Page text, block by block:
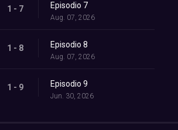
1 - 7 Episodio 7
Aug. 07, 2026
1 - 8 Episodio 8
Aug. 07, 2026
1 - 9 Episodio 9
Jun. 30, 2026